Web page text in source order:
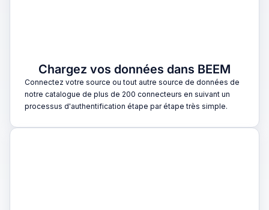
Chargez vos données dans BEEM
Connectez votre source ou tout autre source de données de
notre catalogue de plus de 200 connecteurs en suivant un
processus d'authentification étape par étape très simple.